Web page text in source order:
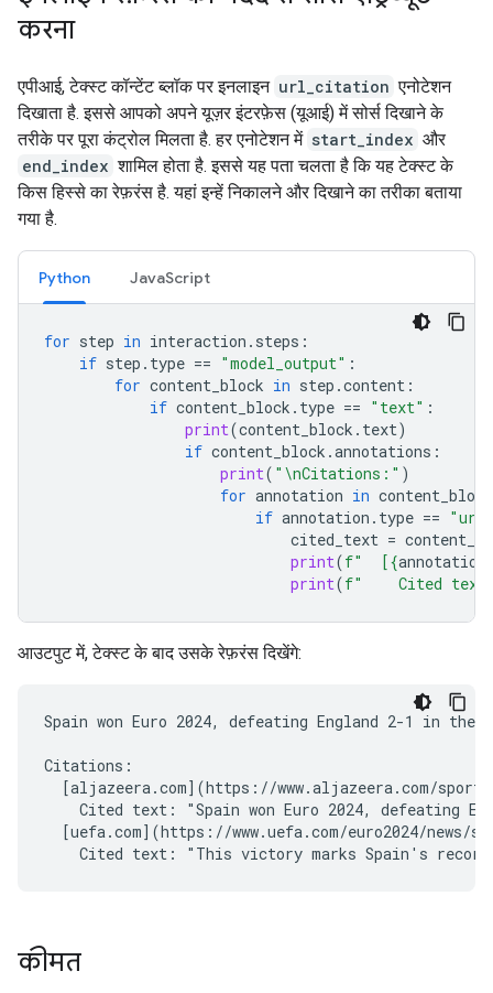
करना
एपीआई, टेक्स्ट कॉन्टेंट ब्लॉक पर इनलाइन url_citation एनोटेशन
दिखाता है. इससे आपको अपने यूज़र इंटरफ़ेस (यूआई) में सोर्स दिखाने के
तरीके पर पूरा कंट्रोल मिलता है. हर एनोटेशन में start_index और
end_index शामिल होता है. इससे यह पता चलता है कि यह टेक्स्ट के
किस हिस्से का रेफ़रंस है. यहां इन्हें निकालने और दिखाने का तरीका बताया
गया है.
Python JavaScript
for step in interaction . steps :
if step . type == "model_output" :
for content_block in step .content :
if content_block . type == "text" :
print(content_block . text)
if content_block .annotations :
print( " \nCitations:" )
for annotation in content_block
if annotation . type ==
cited_text =
print(f"  [{annotation
print(f"    Cited
आउटपुट में, टेक्स्ट के बाद उसके रेफ़रंस दिखेंगे:
Spain won Euro 2024, defeating England 2-1 in
Citations:
[aljazeera.com](https://www.aljazeera.com/
Cited text: "Spain won Euro 2024, defeating
[uefa.com](https://www.uefa.com/euro2024/news/
कीमत